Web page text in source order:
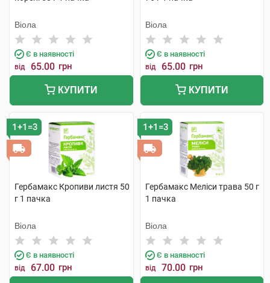
Віола
Є в наявності
від 65.00 грн
КУПИТИ
Віола
Є в наявності
від 65.00 грн
КУПИТИ
1+1=3
Гербамакс Кропиви листя 50
г 1 пачка
Віола
Є в наявності
від 67.00 грн
1+1=3
Гербамакс Меліси трава 50 г
1 пачка
Віола
Є в наявності
від 70.00 грн